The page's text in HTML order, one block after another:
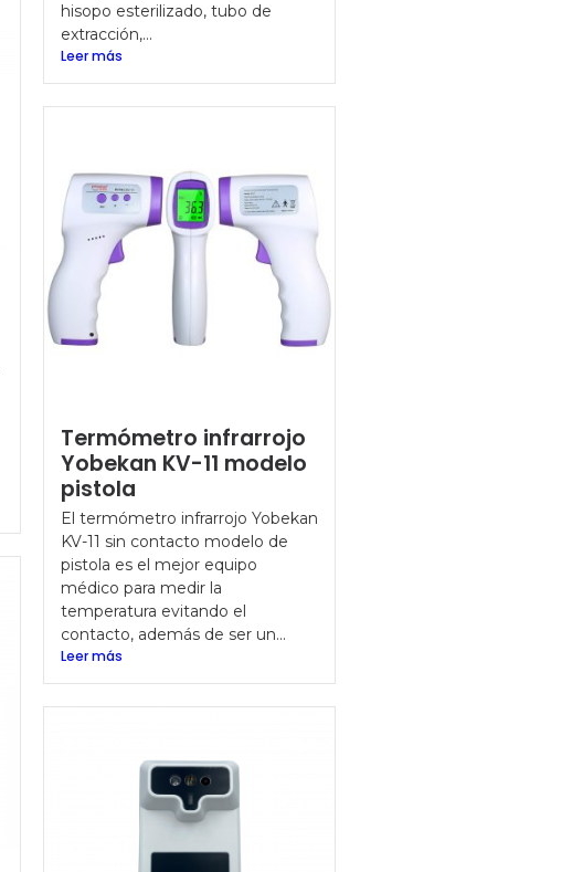
hisopo esterilizado, tubo de
extracción,...
Leer más
Termómetro infrarrojo
Yobekan KV-11 modelo
pistola
El termómetro infrarrojo Yobekan
KV-11 sin contacto modelo de
pistola es el mejor equipo
médico para medir la
temperatura evitando el
contacto, además de ser un...
Leer más